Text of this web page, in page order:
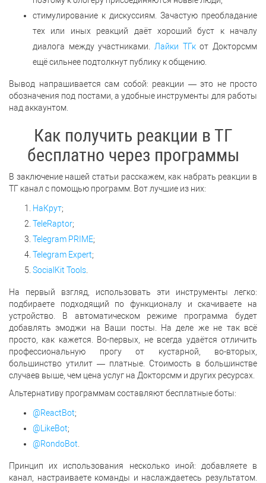
стимулирование к дискуссиям. Зачастую преобладание
тех или иных реакций даёт хороший буст к началу
диалога между участниками. Лайки ТГкот Докторсмм
ещё сильнее подтолкнут публику к общению.
Вывод напрашивается сам собой: реакции — это не просто
обозначения под постами, а удобные инструменты для работы
над аккаунтом.
Как получить реакции в ТГ
бесплатно через программы
В заключение нашей статьи расскажем, как набрать реакции в
ТГ канал с помощью программ. Вот лучшие из них:
НаКрут;
TeleRaptor;
Telegram PRIME;
Telegram Expert;
SocialKit Tools
На первый взгляд, использовать эти инструменты легко:
подбираете подходящий по функционалу и скачиваете на
устройство. В автоматическом режиме программа будет
добавлять эмоджи на Ваши посты. На деле же не так всё
просто, как кажется. Во-первых, не всегда удаётся отличить
профессиональную прогу от кустарной, во-вторых,
большинство утилит — платные. Стоимость в большинстве
случаев выше, чем цена услуг на Докторсмм и других ресурсах.
Альтернативу программам составляют бесплатные боты:
@ReactBot;
@LikeBot;
@RondoBot
Принцип их использования несколько иной: добавляете в
канал, настраиваете команды и наслаждаетесь результатом.